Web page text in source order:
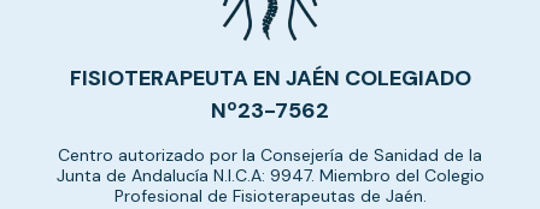
FISIOTERAPEUTA EN JAÉN COLEGIADO
Nº23-7562
Centro autorizado por la Consejería de Sanidad de la
Junta de Andalucía N.I.C.A: 9947. Miembro del Colegio
Profesional de Fisioterapeutas de Jaén.